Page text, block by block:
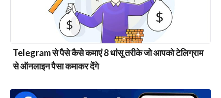
Telegram से पैसे कैसे कमाएं 8 धांसू तरीके जो आपको टेलिग्राम
से ऑनलाइन पैसा कमाकर देंगे